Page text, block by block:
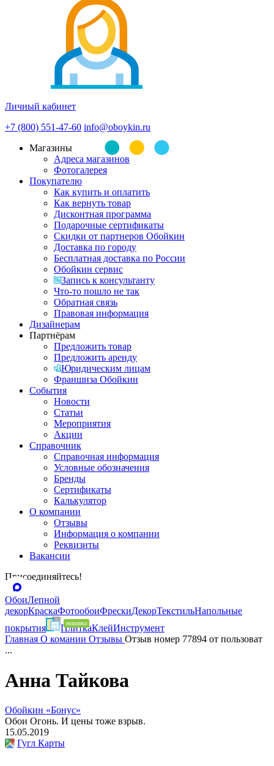
Личный кабинет
+7 (800) 551-47-60 info@oboykin.ru
Магазины
Адреса магазинов
Фотогалерея
Покупателю
Как купить и оплатить
Как вернуть товар
Дисконтная программа
Подарочные сертификаты
Скидки от партнеров Обойкин
Доставка по городу
Бесплатная доставка по России
Обойкин сервис
Запись к консультанту
Что-то пошло не так
Обратная связь
Правовая информация
Дизайнерам
Партнёрам
Предложить товар
Предложить аренду
Юридическим лицам
Франшиза Обойкин
События
Новости
Статьи
Мероприятия
Акции
Справочник
Справочная информация
Условные обозначения
Бренды
Сертификаты
Калькулятор
О компании
Отзывы
Информация о компании
Реквизиты
Вакансии
Присоединяйтесь!
ОбоиЛепной
декорКраскаФотообоиФрескиДекорТекстильНапольные
покрытия
ПлиткаКлейИнструмент
Главная О комании Отзывы Отзыв номер 77894 от пользоват
...
Анна Тайкова
Обойкин «Бонус»
Обои Огонь. И цены тоже взрыв.
15.05.2019
Гугл Карты